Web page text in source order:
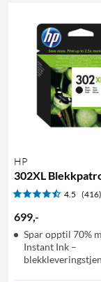
HP
302XL
4.5 (416)
699,-
Spar opptil 70%
Instant Ink –